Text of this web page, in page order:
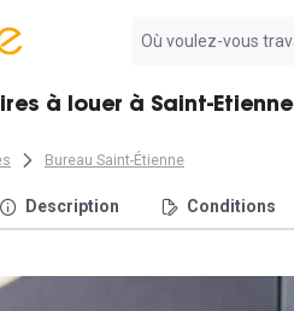
résultat
à louer à Saint-Etienne
Bureau Saint-Étienne
Description Conditions